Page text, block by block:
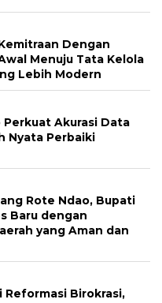
Dengan
Menuju Tata Kelola
Lebih Modern
Perkuat Akurasi Data
Nyata Perbaiki
Rote Ndao, Bupati
Baru dengan
yang Aman dan
Reformasi Birokrasi,